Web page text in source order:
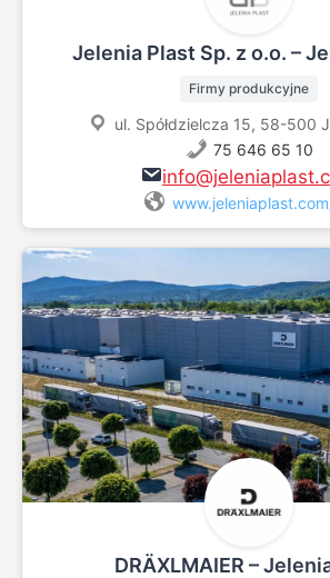
Jelenia Plast Sp. z o.o. –
Firmy produkcyjne
ul. Spółdzielcza 15, 58-500
75 646 65 10
DRÄXLMAIER –